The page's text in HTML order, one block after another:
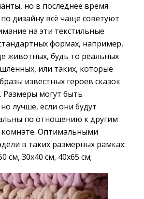
но в последнее время
дизайну всё чаще советуют
на эти текстильные
формах, например,
животных, будь то реальных
или таких, которые
известных героев сказок
Размеры могут быть
лучше, если они будут
по отношению к другим
Оптимальными
в таких размерных рамках:
см, 30х40 см, 40х65 см;